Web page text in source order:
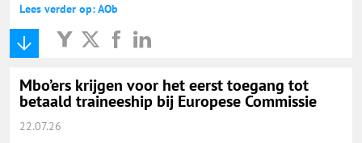
Lees verder op: AOb
Mbo’ers krijgen voor het eerst toegang tot
betaald traineeship bij Europese Commissie
22.07.26